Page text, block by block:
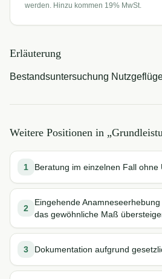
werden. Hinzu kommen 19% MwSt.
Erläuterung
Bestandsuntersuchung
Weitere Positionen in „
1 Beratung im einzelnen Fall ohne
2
Eingehende Anamneseerhebung
das gewöhnliche Maß
3 Dokumentation aufgrund